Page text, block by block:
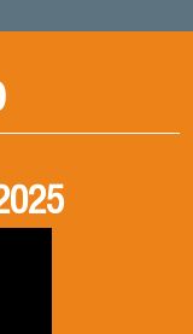
2
Escuela